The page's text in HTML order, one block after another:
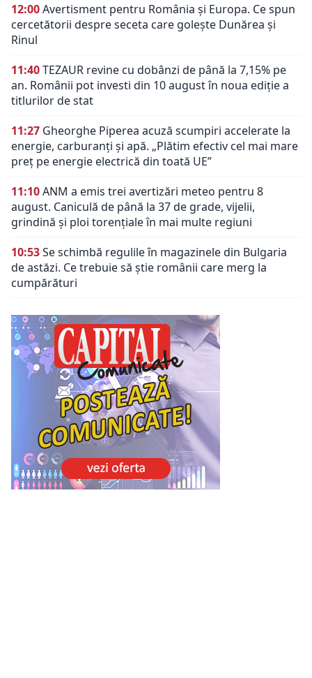
12:00Avertisment pentru România și Europa. Ce spun
cercetătorii despre seceta care golește Dunărea și
Rinul
11:40TEZAUR revine cu dobânzi de până la 7,15% pe
an. Românii pot investi din 10 august în noua ediție a
titlurilor de stat
11:27 Gheorghe Piperea acuză scumpiri accelerate la
energie, carburanți și apă. „Plătim efectiv cel mai mare
preț pe energie electrică din toată UE”
11:10ANM a emis trei avertizări meteo pentru 8
august. Caniculă de până la 37 de grade, vijelii,
grindină și ploi torențiale în mai multe regiuni
10:53Se schimbă regulile în magazinele din Bulgaria
de astăzi. Ce trebuie să știe românii care merg la
cumpărături